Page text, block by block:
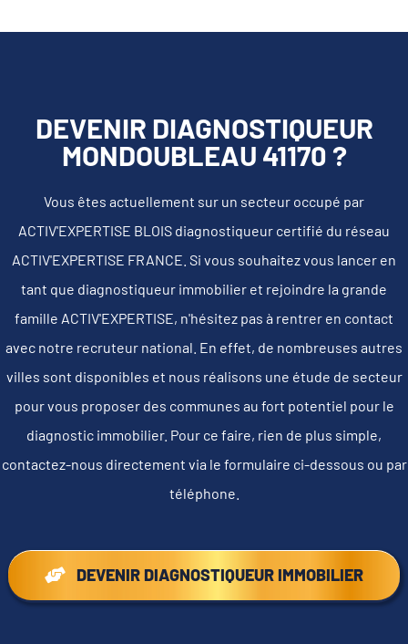
DEVENIR DIAGNOSTIQUEUR
MONDOUBLEAU 41170 ?
Vous êtes actuellement sur un secteur occupé par
ACTIV'EXPERTISE BLOIS diagnostiqueur certifié du réseau
ACTIV'EXPERTISE FRANCE. Si vous souhaitez vous lancer en
tant que diagnostiqueur immobilier et rejoindre la grande
famille ACTIV'EXPERTISE, n'hésitez pas à rentrer en contact
avec notre recruteur national. En effet, de nombreuses autres
villes sont disponibles et nous réalisons une étude de secteur
pour vous proposer des communes au fort potentiel pour le
diagnostic immobilier. Pour ce faire, rien de plus simple,
contactez-nous directement via le formulaire ci-dessous ou par
téléphone.
DEVENIR DIAGNOSTIQUEUR IMMOBILIER